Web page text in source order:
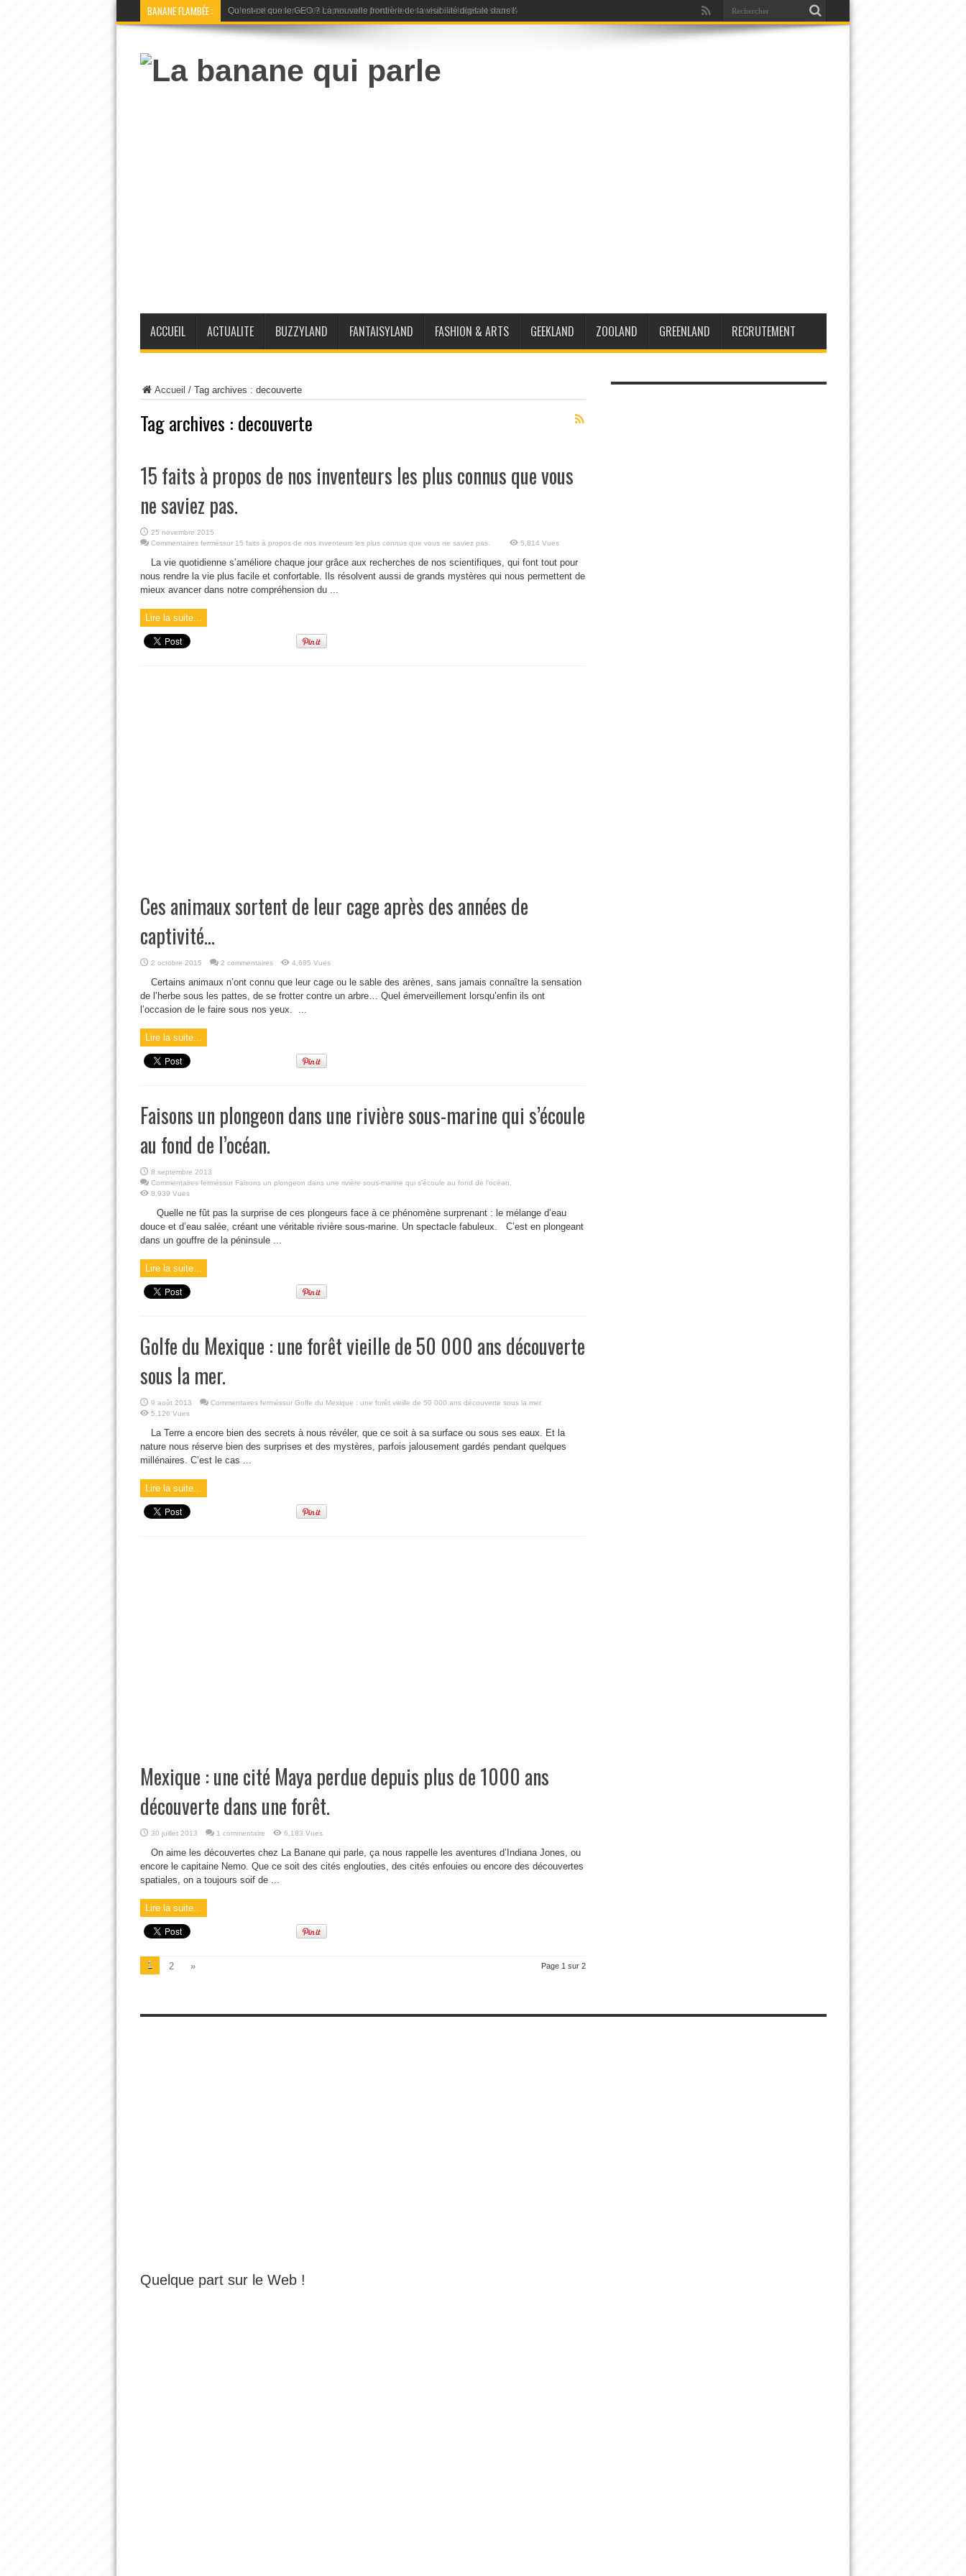
BANANE FLAMBÉE : Qu’est-ce que le GEO ? La nouvelle frontière de la visibilité digitale dans l’ère de l’intelligence artificielle
ACCUEIL ACTUALITE BUZZYLAND FANTAISYLAND FASHION & ARTS GEEKLAND ZOOLAND GREENLAND RECRUTEMENT
Accueil / Tag archives : decouverte
Tag archives : decouverte
15 faits à propos de nos inventeurs les plus connus que vous
ne saviez pas.
25 novembre 2015
Commentaires ferméssur 15 faits à propos de nos inventeurs les plus connus que vous ne saviez pas. 5,814 Vues
La vie quotidienne s’améliore chaque jour grâce aux recherches de nos scientifiques, qui font tout pour
nous rendre la vie plus facile et confortable. Ils résolvent aussi de grands mystères qui nous permettent de
mieux avancer dans notre compréhension du ...
Lire la suite...
Ces animaux sortent de leur cage après des années de
captivité…
2 octobre 2015 2 commentaires 4,685 Vues
Certains animaux n’ont connu que leur cage ou le sable des arènes, sans jamais connaître la sensation
de l’herbe sous les pattes, de se frotter contre un arbre… Quel émerveillement lorsqu’enfin ils ont
l’occasion de le faire sous nos yeux. ...
Lire la suite...
Faisons un plongeon dans une rivière sous-marine qui s’écoule
au fond de l’océan.
8 septembre 2013
Commentaires ferméssur Faisons un plongeon dans une rivière sous-marine qui s’écoule au fond de l’océan.
8,939 Vues
Quelle ne fût pas la surprise de ces plongeurs face à ce phénomène surprenant : le mélange d’eau
douce et d’eau salée, créant une véritable rivière sous-marine. Un spectacle fabuleux. C’est en plongeant
dans un gouffre de la péninsule ...
Lire la suite...
Golfe du Mexique : une forêt vieille de 50 000 ans découverte
sous la mer.
9 août 2013 Commentaires ferméssur Golfe du Mexique : une forêt vieille de 50 000 ans découverte sous la mer.
5,126 Vues
La Terre a encore bien des secrets à nous révéler, que ce soit à sa surface ou sous ses eaux. Et la
nature nous réserve bien des surprises et des mystères, parfois jalousement gardés pendant quelques
millénaires. C’est le cas ...
Lire la suite...
Mexique : une cité Maya perdue depuis plus de 1000 ans
découverte dans une forêt.
30 juillet 2013 1 commentaire 6,183 Vues
On aime les découvertes chez La Banane qui parle, ça nous rappelle les aventures d’Indiana Jones, ou
encore le capitaine Nemo. Que ce soit des cités englouties, des cités enfouies ou encore des découvertes
spatiales, on a toujours soif de ...
Lire la suite...
Page 1 sur 2
1 2 »
Quelque part sur le Web !